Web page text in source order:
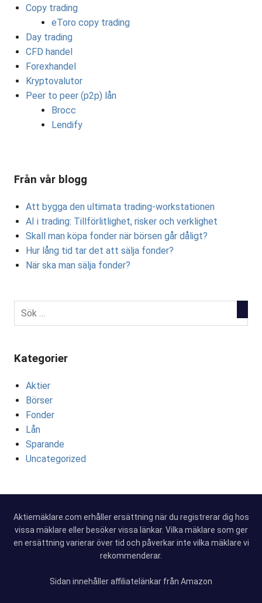
Copy trading
eToro copy trading
Day trading
CFD handel
Forexhandel
Kryptovalutor
Peer to peer (p2p) lån
Brocc
Lendify
Från vår blogg
Att bygga den ultimata trading-workstationen
AI i trading: Tillförlitlighet, risker och verklighet
Skall man köpa fonder när börsen går dåligt?
Hur lång tid tar det att sälja fonder?
När ska man sälja fonder?
Kategorier
Aktier
Börser
Fonder
Lån
Sparande
Uncategorized
Aktiemäklare.com erhåller ersättning när du registrerar dig hos
vissa mäklare eller besöker vissa länkar. Vilka mäklare som ger
en ersättning varierar över tid och påverkar inte vilka mäklare vi
rekommenderar.
Sidan innehåller affiliatelänkar från Amazon